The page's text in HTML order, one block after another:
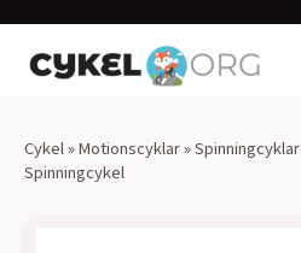
Cykel »Motionscyklar»Spinningcyklar
Spinningcykel